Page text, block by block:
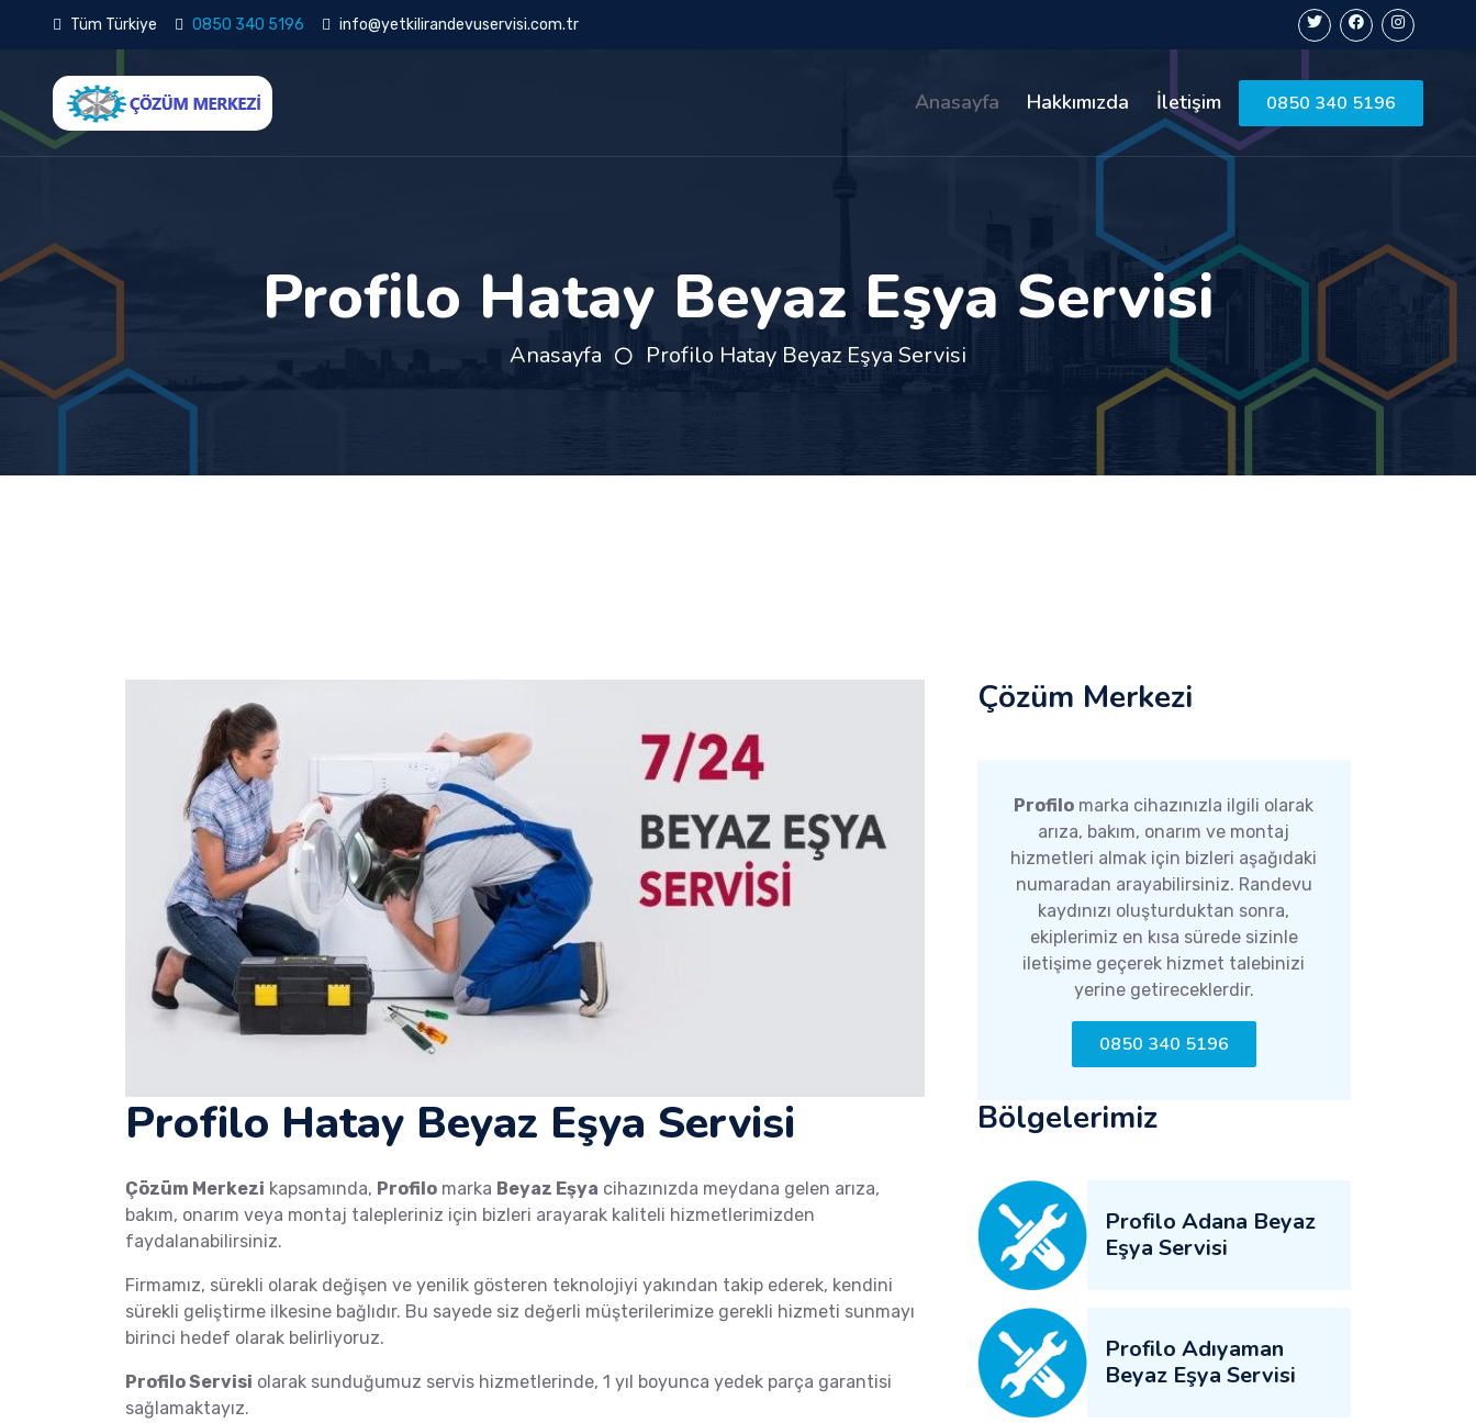
Tüm Türkiye 0850 340 5196 info@yetkilirandevuservisi.com.tr
Anasayfa Hakkımızda İletişim 0850 340 5196
Profilo Hatay Beyaz Eşya Servisi
Anasayfa Profilo Hatay Beyaz Eşya Servisi
Profilo Hatay Beyaz Eşya Servisi
Çözüm Merkezi kapsamında, Profilo marka Beyaz Eşya cihazınızda meydana gelen arıza,
bakım, onarım veya montaj talepleriniz için bizleri arayarak kaliteli hizmetlerimizden
faydalanabilirsiniz.
Firmamız, sürekli olarak değişen ve yenilik gösteren teknolojiyi yakından takip ederek, kendini
sürekli geliştirme ilkesine bağlıdır. Bu sayede siz değerli müşterilerimize gerekli hizmeti sunmayı
birinci hedef olarak belirliyoruz.
Profilo Servisi olarak sunduğumuz servis hizmetlerinde, 1 yıl boyunca yedek parça garantisi
sağlamaktayız.
Çözüm Merkezi
Profilo marka cihazınızla ilgili olarak
arıza, bakım, onarım ve montaj
hizmetleri almak için bizleri aşağıdaki
numaradan arayabilirsiniz. Randevu
kaydınızı oluşturduktan sonra,
ekiplerimiz en kısa sürede sizinle
iletişime geçerek hizmet talebinizi
yerine getireceklerdir.
0850 340 5196
Bölgelerimiz
Profilo Adana Beyaz
Eşya Servisi
Profilo Adıyaman
Beyaz Eşya Servisi